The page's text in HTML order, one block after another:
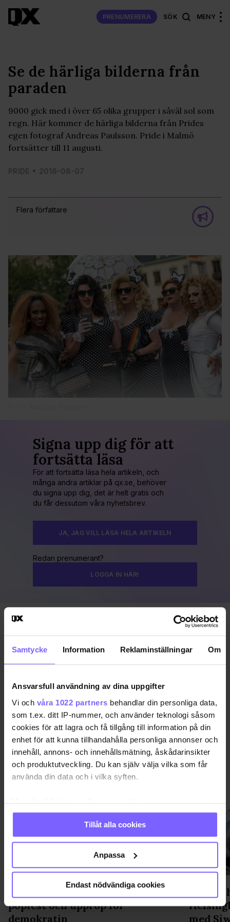
Samtycke Information Reklaminställningar Om
Ansvarsfull användning av dina uppgifter
Vi och våra 1022 partners behandlar din personliga data,
som t.ex. ditt IP-nummer, och använder teknologi såsom
cookies för att lagra och få tillgång till information på din
enhet för att kunna tillhandahålla personliga annonser och
innehåll, annons- och innehållsmätning, åskådarinsikter
och produktutveckling. Du kan själv välja vilka som får
använda din data och i vilka syften.
Med din tillåtelse skulle vi även vilja:
Samla in information om din geografiska plats
som kan ha en noggrannhet på upp till flera meter
Identifiera din enhet genom att aktivt skanna den
för specifika kännetecken (fingeravtryck)
Ta reda på mer om hur dina personliga uppgifter
Du kan ändra eller dra tillbaka ditt samtycke när som
helst från cookie-förklaringen.
Tillåt alla cookies
Anpassa
Endast nödvändiga cookies
PRENUMERERA SÖK MENY
Flera författare
Se de härliga bilderna från
paraden
9000 gick med i över 65 olika grupper i såväl sol som
regn. Här kommer de härliga bilderna från Prides
egen fotograf Andreas Paulsson. Pride i Malmö
fortsätter till 11 augusti.
PRIDE 2016-08-07
Signa upp dig för att
fortsätta läsa
För att fortsätta läsa hela artikeln, och
många andra artiklar på qx.se, behöver
du signa upp dig, det är helt gratis och
du får dessutom våra nyhetsbrev.
JA, JAG VILL LÄSA HELA ARTIKELN
Redan prenumerant?
LOGGA IN HÄR!
Uppdaterad 2016-12-28
BEEBAR MALMÖ MALMÖ PRIDE
DELA DEN HÄR ARTIKELN
WorldPride avslutas med parad,
popfest och upprop för
demokratin
"Möter
med